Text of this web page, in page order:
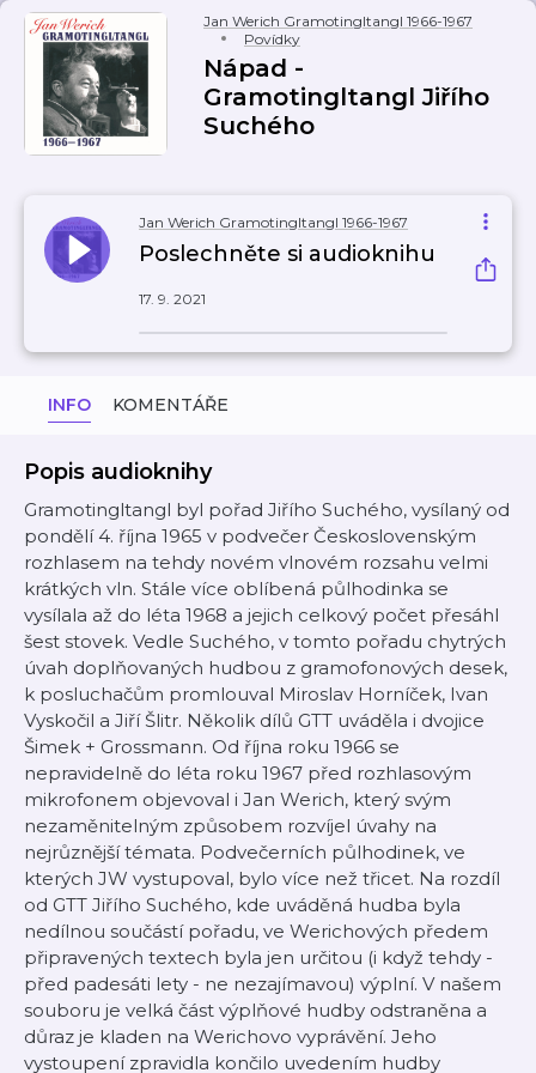
Jan Werich Gramotingltangl 1966-1967
Povídky
Nápad -
Gramotingltangl Jiřího
Suchého
Jan Werich Gramotingltangl 1966-1967
Poslechněte si audioknihu
17. 9. 2021
INFO KOMENTÁŘE
Popis audioknihy
Gramotingltangl byl pořad Jiřího Suchého, vysílaný od
pondělí 4. října 1965 v podvečer Československým
rozhlasem na tehdy novém vlnovém rozsahu velmi
krátkých vln. Stále více oblíbená půlhodinka se
vysílala až do léta 1968 a jejich celkový počet přesáhl
šest stovek. Vedle Suchého, v tomto pořadu chytrých
úvah doplňovaných hudbou z gramofonových desek,
k posluchačům promlouval Miroslav Horníček, Ivan
Vyskočil a Jiří Šlitr. Několik dílů GTT uváděla i dvojice
Šimek + Grossmann. Od října roku 1966 se
nepravidelně do léta roku 1967 před rozhlasovým
mikrofonem objevoval i Jan Werich, který svým
nezaměnitelným způsobem rozvíjel úvahy na
nejrůznější témata. Podvečerních půlhodinek, ve
kterých JW vystupoval, bylo více než třicet. Na rozdíl
od GTT Jiřího Suchého, kde uváděná hudba byla
nedílnou součástí pořadu, ve Werichových předem
připravených textech byla jen určitou (i když tehdy -
před padesáti lety - ne nezajímavou) výplní. V našem
souboru je velká část výplňové hudby odstraněna a
důraz je kladen na Werichovo vyprávění. Jeho
vystoupení zpravidla končilo uvedením hudby